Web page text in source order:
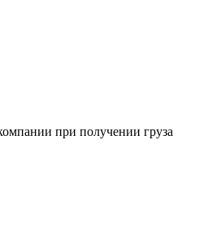
при получении груза